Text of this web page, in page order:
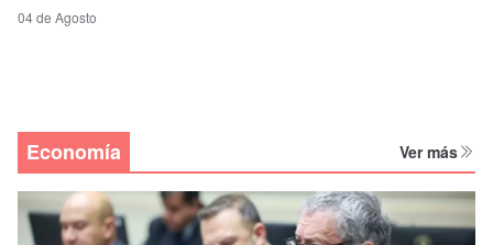
04 de Agosto
Economía Ver más